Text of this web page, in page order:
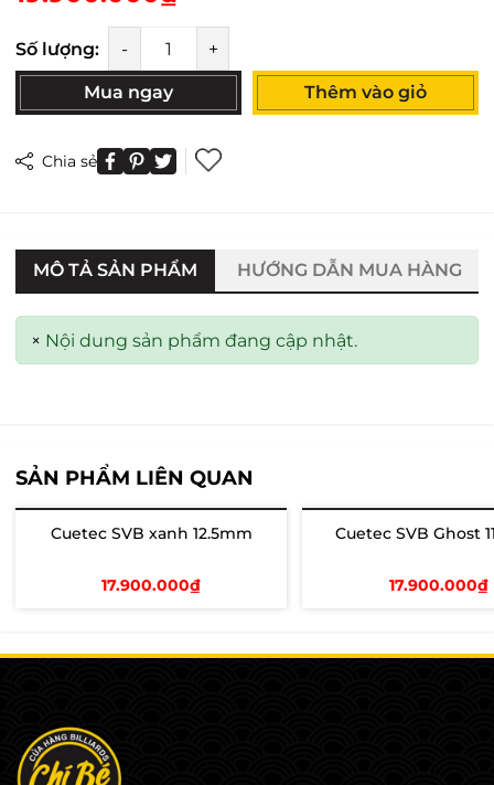
Số lượng: - +
Mua ngay Thêm vào giỏ
Chia sẻ
MÔ TẢ SẢN PHẨM HƯỚNG DẪN MUA HÀNG
× Nội dung sản phẩm đang cập nhật.
SẢN PHẨM LIÊN QUAN
Hết hàng
Cuetec SVB xanh 12.5mm
17.900.000₫
Hết hàng
Cuetec SVB Ghost
17.900.000₫